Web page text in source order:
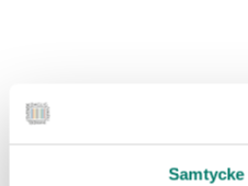
Samtycke